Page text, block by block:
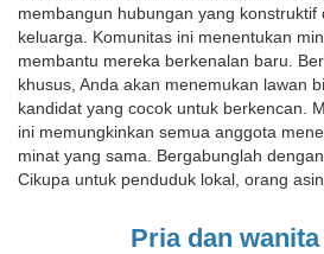
membangun hubungan yang konstruktif
keluarga. Komunitas ini menentukan
membantu mereka berkenalan baru.
khusus, Anda akan menemukan lawan
kandidat yang cocok untuk berkencan.
ini memungkinkan semua anggota
minat yang sama. Bergabunglah
Cikupa untuk penduduk lokal, orang
Pria dan